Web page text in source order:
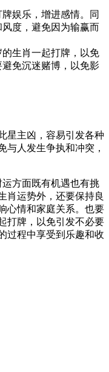
娱乐，增进感情。同
度，避免因为输赢而
的生肖一起打牌，以免
免沉迷赌博，以免影
星主凶，容易引发各种
与人发生争执和冲突，
运方面既有机遇也有挑
肖运势外，还要保持良
心情和家庭关系。也要
打牌，以免引发不必要
过程中享受到乐趣和收